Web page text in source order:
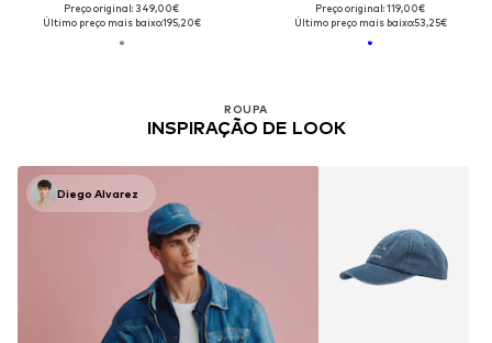
Preço original: 349,00€
Último preço mais baixo:195,20€
ROUPA
INSPIRAÇÃO DE LOOK
Diego Alvarez
Preço original: 119,00€
Último preço mais baixo:53,25€